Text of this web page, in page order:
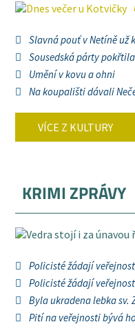
Slavná pouť v Netíně už
Sousedská párty
Umění v kovu a ohni
Na koupališti dávali
VÍCE Z KULTURY
KRIMI ZPRÁVY
Policisté žádají
Policisté žádají
Byla ukradena lebka sv.
Pití na veřejnosti bývá